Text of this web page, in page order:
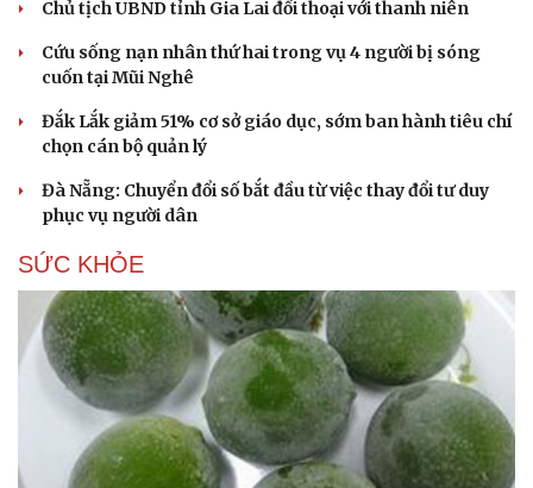
Tư vấn
Săn Tour
check-in
Câu chuyện thời sự
Đọc truyện đêm khuya
Cửa sổ tình yêu
Kể chuyện cho bé
Hạt giống tâm hồn
Chủ tịch UBND tỉnh Gia Lai đối thoại với thanh niên
Cứu sống nạn nhân thứ hai trong vụ 4 người bị sóng
cuốn tại Mũi Nghê
Đắk Lắk giảm 51% cơ sở giáo dục, sớm ban hành tiêu chí
chọn cán bộ quản lý
Đà Nẵng: Chuyển đổi số bắt đầu từ việc thay đổi tư duy
phục vụ người dân
SỨC KHỎE